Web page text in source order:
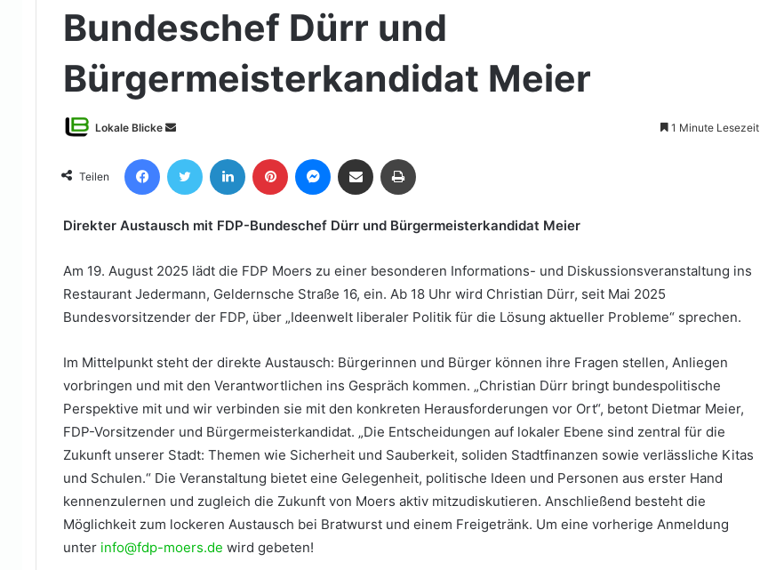
Bundeschef Dürr und
Bürgermeisterkandidat Meier
Lokale Blicke
Sende
eine
E-
1 Minute Lesezeit
Teilen
FacebookTwitter LinkedIn Pinterest Messenger
Teile per E-Mail
Direkter Austausch mit FDP-Bundeschef Dürr und Bürgermeisterkandidat Meier
Am 19. August 2025 lädt die FDP Moers zu einer besonderen Informations- und Diskussionsveranstaltung ins
Restaurant Jedermann, Geldernsche Straße 16, ein. Ab 18 Uhr wird Christian Dürr, seit Mai 2025
Bundesvorsitzender der FDP, über „Ideenwelt liberaler Politik für die Lösung aktueller Probleme“ sprechen.
Im Mittelpunkt steht der direkte Austausch: Bürgerinnen und Bürger können ihre Fragen stellen, Anliegen
vorbringen und mit den Verantwortlichen ins Gespräch kommen. „Christian Dürr bringt bundespolitische
Perspektive mit und wir verbinden sie mit den konkreten Herausforderungen vor Ort“, betont Dietmar Meier,
FDP-Vorsitzender und Bürgermeisterkandidat. „Die Entscheidungen auf lokaler Ebene sind zentral für die
Zukunft unserer Stadt: Themen wie Sicherheit und Sauberkeit, soliden Stadtfinanzen sowie verlässliche Kitas
und Schulen.“ Die Veranstaltung bietet eine Gelegenheit, politische Ideen und Personen aus erster Hand
kennenzulernen und zugleich die Zukunft von Moers aktiv mitzudiskutieren. Anschließend besteht die
Möglichkeit zum lockeren Austausch bei Bratwurst und einem Freigetränk. Um eine vorherige Anmeldung
unter info@fdp-moers.de wird gebeten!